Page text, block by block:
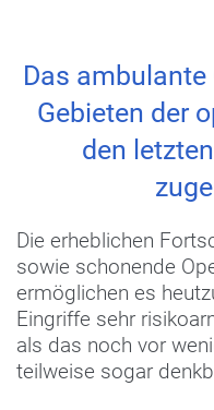
Das ambulante
Gebieten der
den
Die erheblichen
sowie schonende
ermöglichen es
Eingriffe sehr
als das noch vor
teilweise sogar